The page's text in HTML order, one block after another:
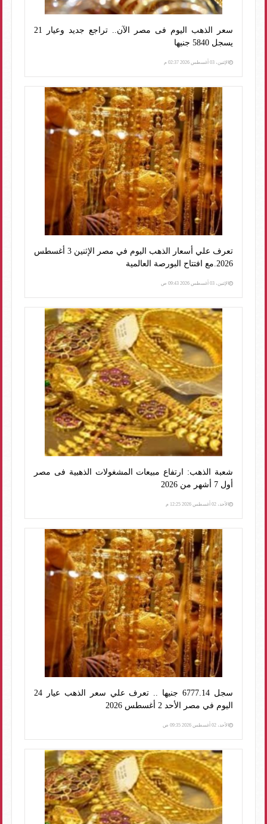
سعر الذهب اليوم فى مصر الآن.. تراجع جديد وعيار 21
يسجل 5840 جنيها
الإثنين، 03 أغسطس 2026 02:37 م
تعرف علي أسعار الذهب اليوم في مصر الإثنين 3 أغسطس
2026.مع افتتاح البورصة العالمية
الإثنين، 03 أغسطس 2026 09:43 ص
شعبة الذهب: ارتفاع مبيعات المشغولات الذهبية فى مصر
أول 7 أشهر من 2026
الأحد، 02 أغسطس 2026 12:25 م
سجل 6777.14 جنيها .. تعرف علي سعر الذهب عيار 24
اليوم في مصر الأحد 2 أغسطس 2026
الأحد، 02 أغسطس 2026 09:35 ص